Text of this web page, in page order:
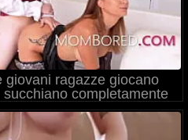
giovani ragazze giocano
completamente